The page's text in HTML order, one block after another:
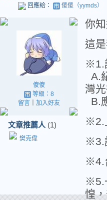
回應給： 傻傻（yymds）
傻傻
等級：8
留言｜ 加入好友
文章推薦人 (1)
樊克偉
你
這
※1.
A.
灣
B.
※2.
※3.
※4.
※5.
惶